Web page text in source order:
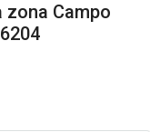
zona Campo